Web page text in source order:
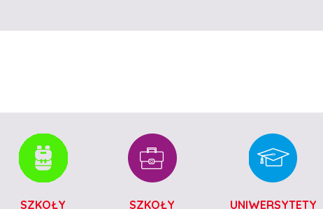
SZKOŁY
SZKOŁY
UNIWERSYTETY